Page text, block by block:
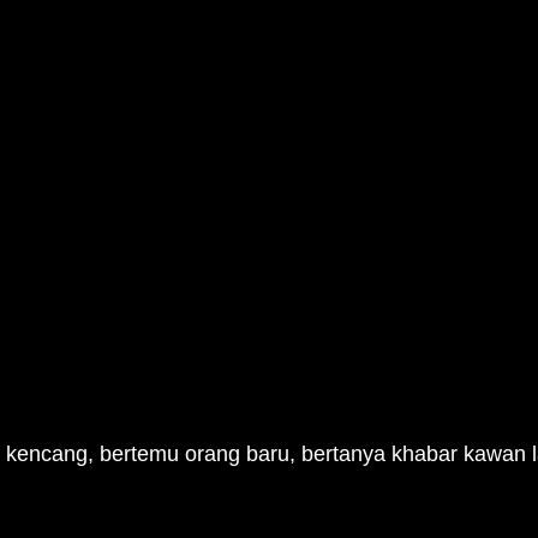
kencang, bertemu orang baru, bertanya khabar kawan